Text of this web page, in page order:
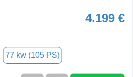
4.199 €
77 kw (105 PS)